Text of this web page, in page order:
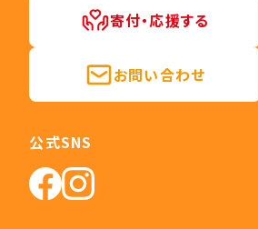
寄付・応援する
お問い合わせ
公式SNS